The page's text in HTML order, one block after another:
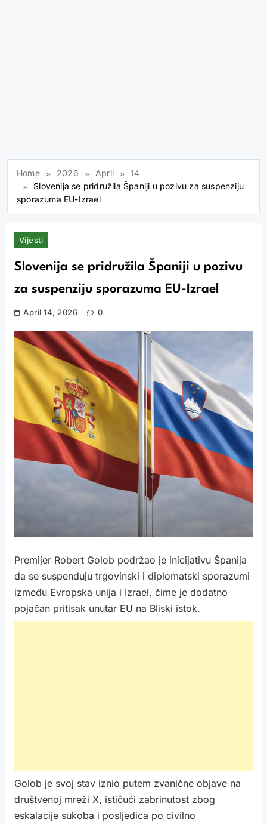
Home 2026 April
14
Slovenija se pridružila Španiji u pozivu za suspenziju
sporazuma EU-Izrael
Vijesti
Slovenija se pridružila Španiji u pozivu
za suspenziju sporazuma EU-Izrael
April 14, 2026 0
Premijer Robert Golob podržao je inicijativu Španija
da se suspenduju trgovinski i diplomatski sporazumi
između Evropska unija i Izrael, čime je dodatno
pojačan pritisak unutar EU na Bliski istok.
Golob je svoj stav iznio putem zvanične objave na
društvenoj mreži X, ističući zabrinutost zbog
eskalacije sukoba i posljedica po civilno